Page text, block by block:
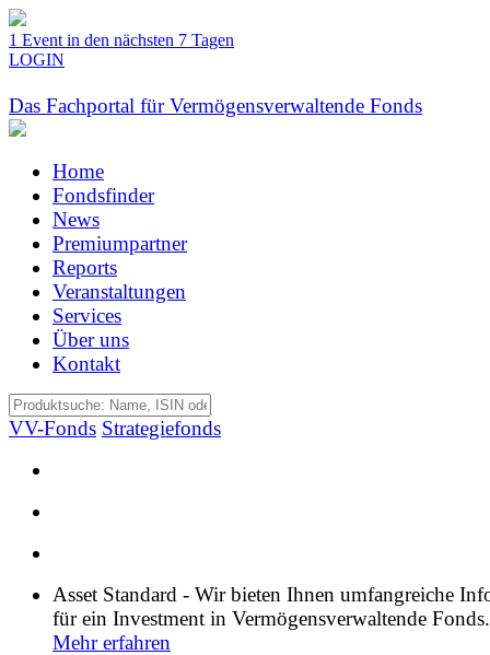
1 Event in den nächsten 7 Tagen
LOGIN
Das Fachportal für Vermögensverwaltende Fonds
Home
Fondsfinder
News
Premiumpartner
Reports
Veranstaltungen
Services
Über uns
Kontakt
VV-Fonds Strategiefonds
Asset Standard - Wir bieten Ihnen umfangreiche
für ein Investment in Vermögensverwaltende Fonds.
Mehr erfahren